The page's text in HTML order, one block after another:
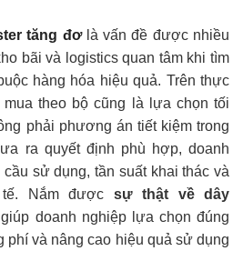
tăng đơlà vấn đề được nhiều
bãi và logistics quan tâm khi tìm
hàng hóa hiệu quả. Trên thực
theo bộ cũng là lựa chọn tối
phải phương án tiết kiệm trong
ra quyết định phù hợp, doanh
sử dụng, tần suất khai thác và
Nắm được sự thật về dây
doanh nghiệp lựa chọn đúng
phí và nâng cao hiệu quả sử dụng